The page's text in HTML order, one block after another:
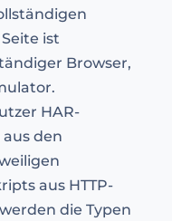
ist
Browser,
HAR-
den
aus HTTP-
die Typen